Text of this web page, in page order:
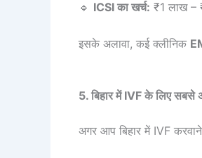
🔹 ICSI का खर्च: ₹1 लाख –
इसके अलावा, कई क्लीनिक
5. बिहार में IVF के लिए सबसे
अगर आप बिहार में IVF